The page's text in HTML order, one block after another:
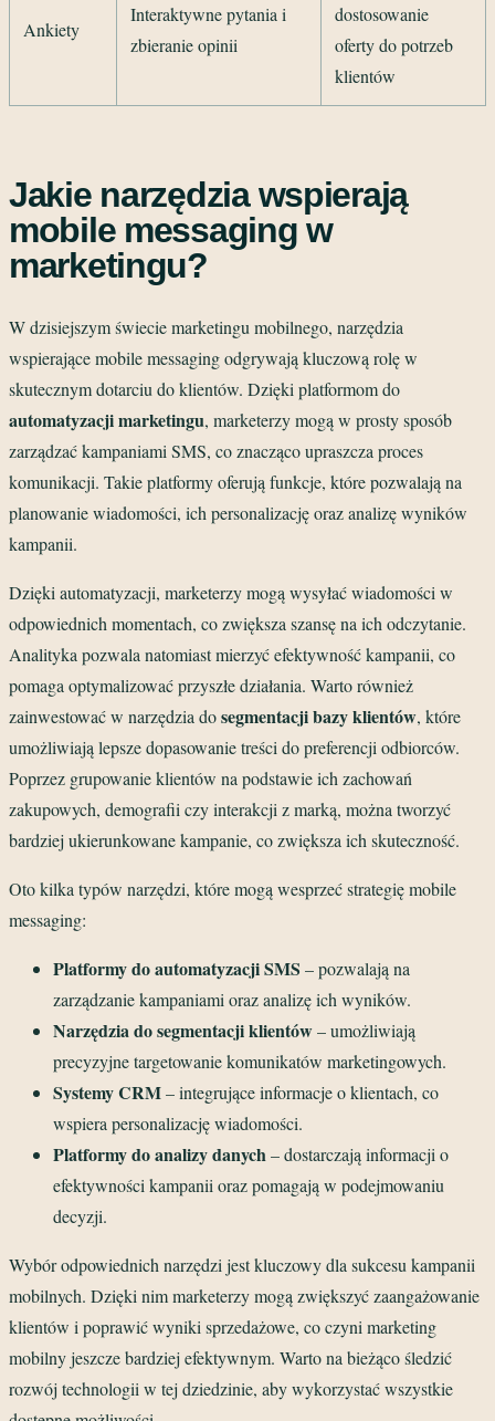
Ankiety
Interaktywne pytania i
zbieranie opinii
dostosowanie
oferty do potrzeb
klientów
Jakie narzędzia wspierają
mobile messaging w
marketingu?
W dzisiejszym świecie marketingu mobilnego, narzędzia
wspierające mobile messaging odgrywają kluczową rolę w
skutecznym dotarciu do klientów. Dzięki platformom do
automatyzacji marketingu, marketerzy mogą w prosty sposób
zarządzać kampaniami SMS, co znacząco upraszcza proces
komunikacji. Takie platformy oferują funkcje, które pozwalają na
planowanie wiadomości, ich personalizację oraz analizę wyników
kampanii.
Dzięki automatyzacji, marketerzy mogą wysyłać wiadomości w
odpowiednich momentach, co zwiększa szansę na ich odczytanie.
Analityka pozwala natomiast mierzyć efektywność kampanii, co
pomaga optymalizować przyszłe działania. Warto również
zainwestować w narzędzia dosegmentacji bazy klientów, które
umożliwiają lepsze dopasowanie treści do preferencji odbiorców.
Poprzez grupowanie klientów na podstawie ich zachowań
zakupowych, demografii czy interakcji z marką, można tworzyć
bardziej ukierunkowane kampanie, co zwiększa ich skuteczność.
Oto kilka typów narzędzi, które mogą wesprzeć strategię mobile
messaging:
Platformy do automatyzacji SMS – pozwalają na
zarządzanie kampaniami oraz analizę ich wyników.
Narzędzia do segmentacji klientów– umożliwiają
precyzyjne targetowanie komunikatów marketingowych.
Systemy CRM– integrujące informacje o klientach, co
wspiera personalizację wiadomości.
Platformy do analizy danych– dostarczają informacji o
efektywności kampanii oraz pomagają w podejmowaniu
decyzji.
Wybór odpowiednich narzędzi jest kluczowy dla sukcesu kampanii
mobilnych. Dzięki nim marketerzy mogą zwiększyć zaangażowanie
klientów i poprawić wyniki sprzedażowe, co czyni marketing
mobilny jeszcze bardziej efektywnym. Warto na bieżąco śledzić
rozwój technologii w tej dziedzinie, aby wykorzystać wszystkie